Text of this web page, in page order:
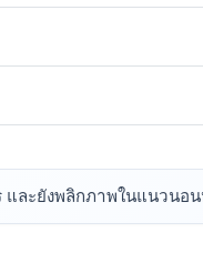
และยังพลิกภาพในแนว